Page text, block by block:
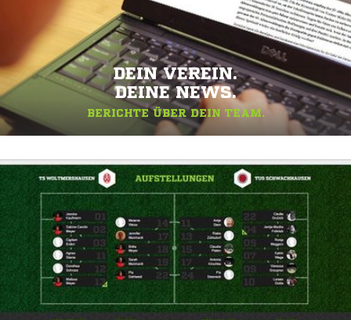
DEIN VEREIN.
DEINE NEWS.
BERICHTE ÜBER DEIN TEAM.